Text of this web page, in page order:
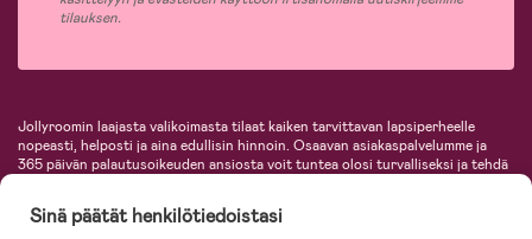
tilauksen.
Jollyroomin laajasta valikoimasta tilaat kaiken tarvittavan lapsiperheelle
nopeasti, helposti ja aina edullisin hinnoin. Osaavan asiakaspalvelumme ja
365 päivän palautusoikeuden ansiosta voit tuntea olosi turvalliseksi ja tehdä
lastentarvikkeita sekä paljon muuta. Meiltä löydät lukuisia tunnettuja
Sinä päätät henkilötiedoistasi